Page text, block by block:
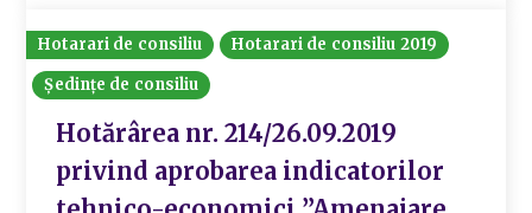
Hotarari de consiliu
Hotarari de consiliu 2019
Ședințe de consiliu
Hotărârea nr. 214/26.09.2019
privind aprobarea indicatorilor